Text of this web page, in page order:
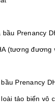
Prenancy
(tương
Prenancy
tảo biển vô